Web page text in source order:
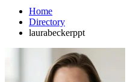
Home
Directory
laurabeckerppt